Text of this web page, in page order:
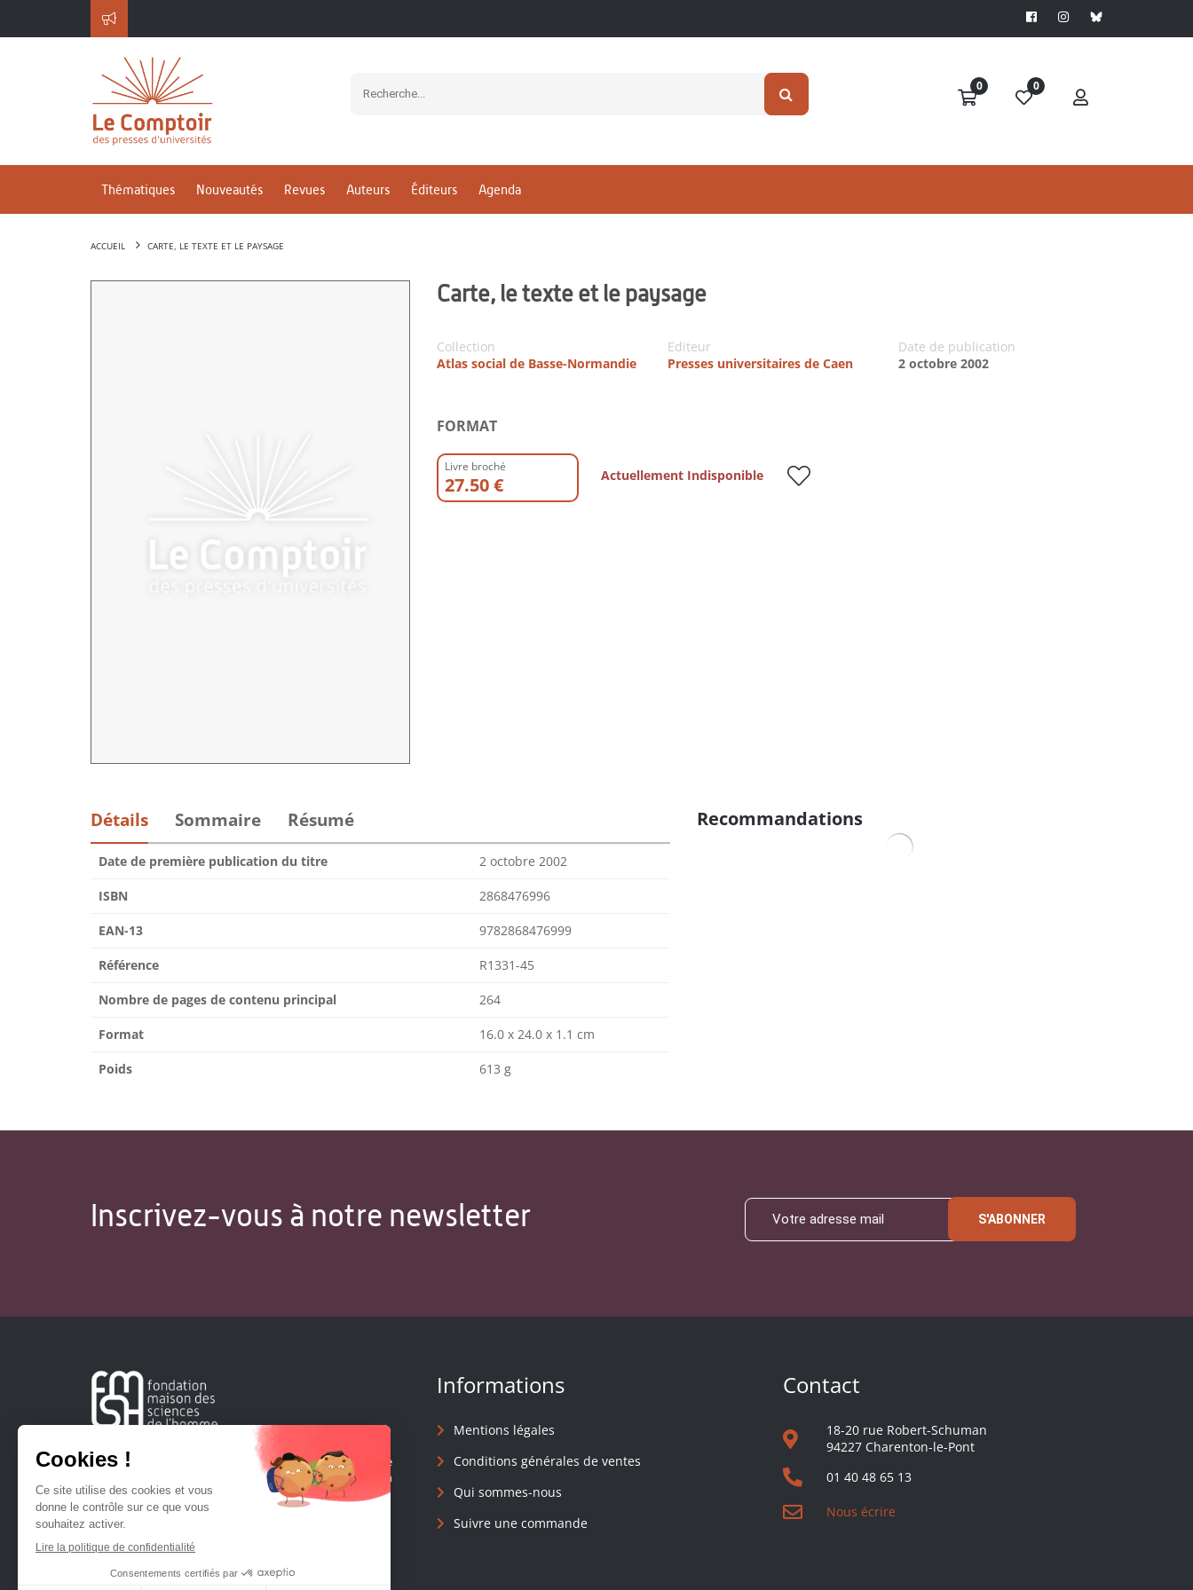
0 0
Thématiques Nouveautés Revues Auteurs Éditeurs Agenda
ACCUEIL CARTE, LE TEXTE ET LE PAYSAGE
Carte, le texte et le paysage
Collection
Atlas social de Basse-Normandie
Editeur
Presses universitaires de Caen
Date de publication
2 octobre 2002
FORMAT
Livre broché
27.50 € Actuellement Indisponible
Détails Sommaire Résumé
Date de première publication du titre 2 octobre 2002
ISBN 2868476996
EAN-13 9782868476999
Référence R1331-45
Nombre de pages de contenu principal 264
Format 16.0 x 24.0 x 1.1 cm
Poids 613 g
Recommandations
Inscrivez-vous à notre newsletter S'ABONNER
Créée en 1963, la Fondation Maison Sciences de l'Homme
soutient la recherche et la diffusion des connaissances en
sciences humaines et sociales.
Informations
Mentions légales
Conditions générales de ventes
Qui sommes-nous
Suivre une commande
Contact
18-20 rue Robert-Schuman
94227 Charenton-le-Pont
01 40 48 65 13
Nous écrire